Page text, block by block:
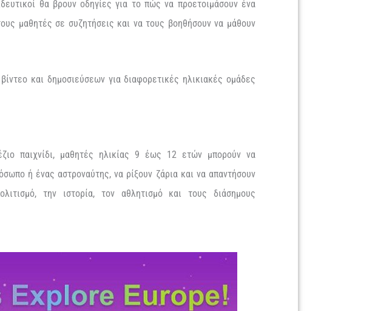
θα βρουν οδηγίες για το πώς να προετοιμάσουν ένα
μαθητές σε συζητήσεις και να τους βοηθήσουν να μάθουν
και δημοσιεύσεων για διαφορετικές ηλικιακές ομάδες
παιχνίδι, μαθητές ηλικίας 9 έως 12 ετών μπορούν να
ή ένας αστροναύτης, να ρίξουν ζάρια και να απαντήσουν
την ιστορία, τον αθλητισμό και τους διάσημους